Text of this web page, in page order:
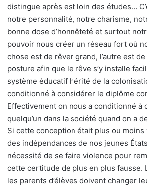
distingue après est loin des études…
notre personnalité, notre charisme,
bonne dose d’honnêteté et surtout
pouvoir nous créer un réseau fort où
chose est de rêver grand, l’autre est
posture afin que le rêve s’y installe
système éducatif hérité de la
conditionné à considérer le diplôme
Effectivement on nous a conditionné à
quelqu’un dans la société quand on a
Si cette conception était plus ou moins
des indépendances de nos jeunes
nécessité de se faire violence pour
cette certitude de plus en plus fausse.
les parents d’élèves doivent changer